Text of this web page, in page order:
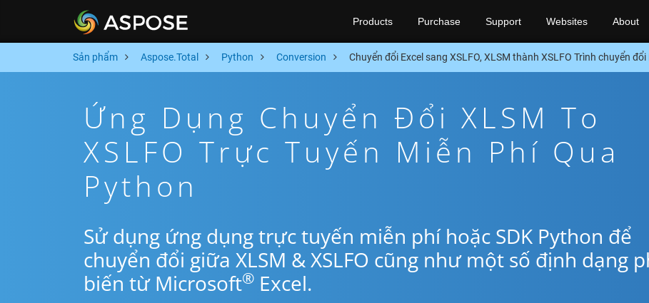
Products Purchase Support Websites About
Sản phẩm Aspose.Total Python Conversion Chuyển đổi Excel sang XSLFO, XLSM thành XSLFO Trình chuyển
Ứng Dụng Chuyển Đổi XLSM To
XSLFO Trực Tuyến Miễn Phí Qua
Python
Sử dụng ứng dụng trực tuyến miễn phí hoặc SDK Python để
chuyển đổi giữa XLSM & XSLFO cũng như một số định dạng
biến từ Microsoft® Excel.